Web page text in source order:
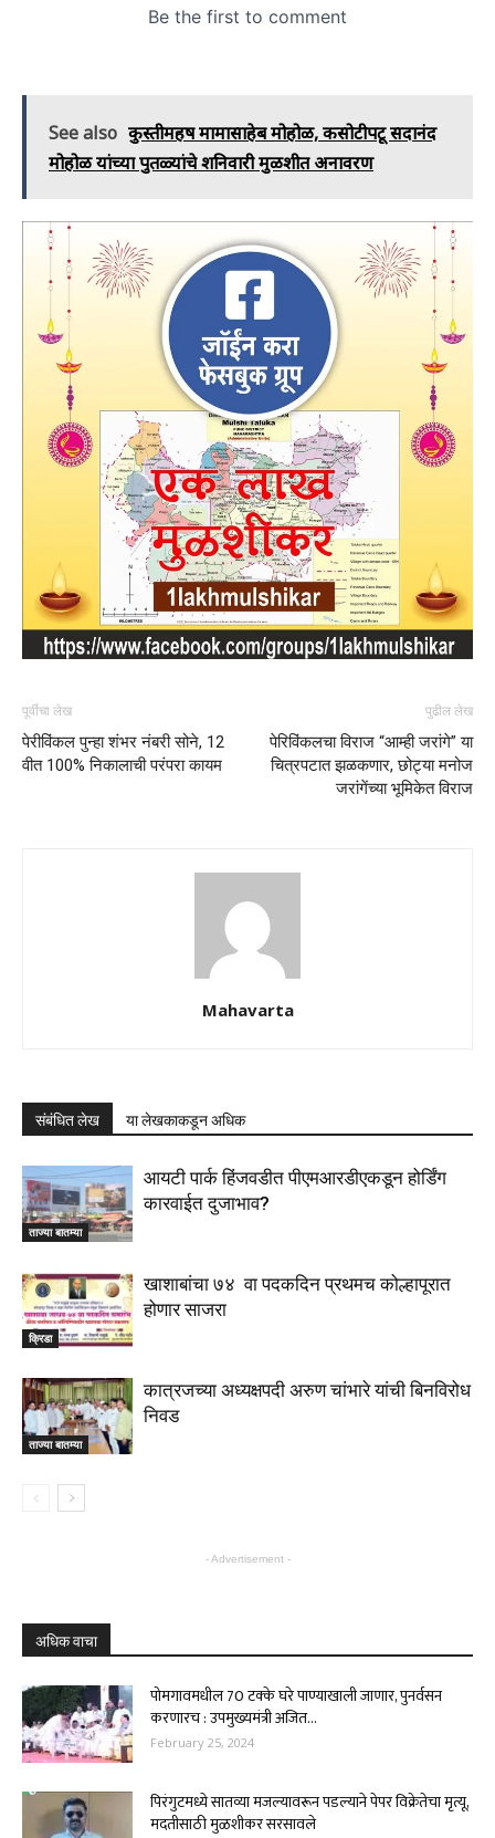
See also कुस्तीमहर्षी मामासाहेब मोहोळ, कसोटीपटू सदानंद
मोहोळ यांच्‍या पुतळ्यांचे शनिवारी मुळशीत अनावरण
पूर्वीचा लेख
पेरीविंकल पुन्हा शंभर नंबरी सोने, 12
वीत 100% निकालाची परंपरा कायम
पुढील लेख
पेरिविंकलचा विराज “आम्ही जरांगे” या
चित्रपटात झळकणार, छोट्या मनोज
जरांगेंच्या भूमिकेत विराज
Mahavarta
संबंधित लेख या लेखकाकडून अधिक
ताज्या बातम्या
आयटी पार्क हिंजवडीत पीएमआरडीएकडून होर्डिंग
कारवाईत दुजाभाव?
क्रिडा
खाशाबांचा ७४ वा पदकदिन प्रथमच कोल्हापूरात
होणार साजरा
ताज्या बातम्या
कात्रजच्या अध्यक्षपदी अरुण चांभारे यांची बिनविरोध
निवड
- Advertisement -
अधिक वाचा
पोमगावमधील 70 टक्के घरे पाण्याखाली जाणार, पुनर्वसन
करणारच : उपमुख्यमंत्री अजित...
February 25, 2024
पिरंगुटमध्ये सातव्या मजल्यावरून पडल्याने पेपर विक्रेतेचा मृत्यू,
मदतीसाठी मुळशीकर सरसावले